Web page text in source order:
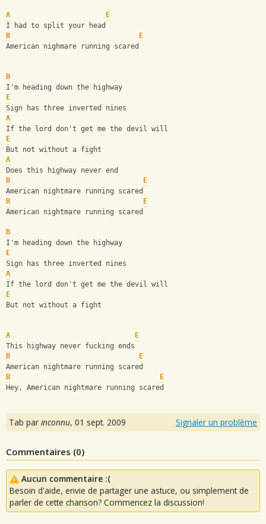
A
E
I had to split your head
B
E
American nighmare running scared
B
I'm heading down the highway
E
Sign has three inverted nines
A
If the lord don't get me the devil will
E
But not without a fight
A
Does this highway never end
B
E
American nightmare running scared
B
E
American nightmare running scared
B
I'm heading down the highway
E
Sign has three inverted nines
A
If the lord don't get me the devil will
E
But not without a fight
A
E
This highway never fucking ends
B
E
American nightmare running scared
B
E
Hey, American nightmare running scared
Tab par inconnu, 01 sept. 2009 Signaler un problème
Commentaires (0)
Aucun commentaire :(
Besoin d'aide, envie de partager une astuce, ou simplement de
parler de cette chanson? Commencez la discussion!